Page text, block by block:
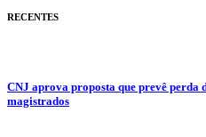
RECENTES
CNJ aprova proposta que prevê perda
magistrados